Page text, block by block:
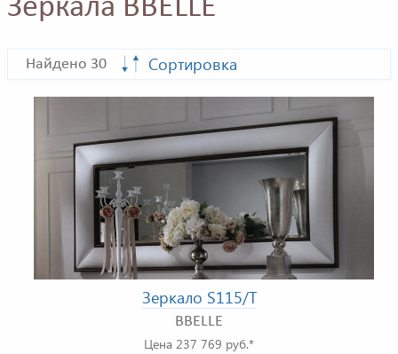
Зеркала BBELLE
Найдено 30 Сортировка
Зеркало S115/T
BBELLE
Цена 237 769 руб.*